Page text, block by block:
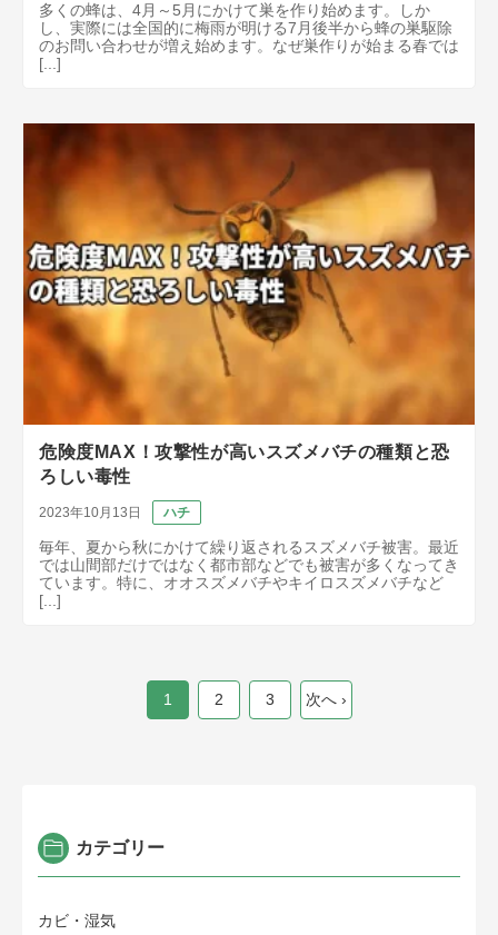
多くの蜂は、4月～5月にかけて巣を作り始めます。しか
し、実際には全国的に梅雨が明ける7月後半から蜂の巣駆除
のお問い合わせが増え始めます。なぜ巣作りが始まる春では
[...]
危険度MAX！攻撃性が高いスズメバチの種類と恐
ろしい毒性
2023年10月13日 ハチ
毎年、夏から秋にかけて繰り返されるスズメバチ被害。最近
では山間部だけではなく都市部などでも被害が多くなってき
ています。特に、オオスズメバチやキイロスズメバチなど
[...]
1 2 3 次へ ›
カテゴリー
カビ・湿気